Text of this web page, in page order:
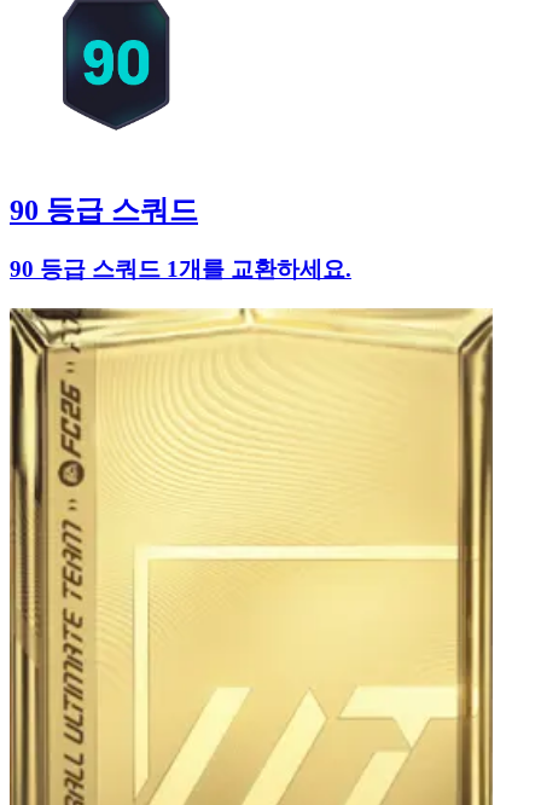
90 등급 스쿼드
90 등급 스쿼드 1개를 교환하세요.